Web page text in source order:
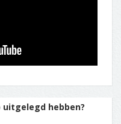
uitgelegd hebben?